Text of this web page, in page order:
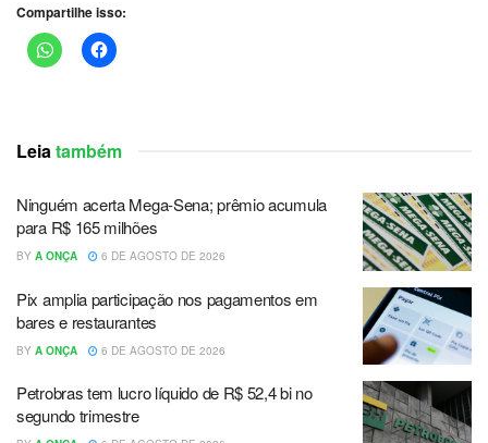
Compartilhe isso:
Leiatambém
Ninguém acerta Mega-Sena; prêmio acumula
para R$ 165 milhões
BY A ONÇA 6 DE AGOSTO DE 2026
Pix amplia participação nos pagamentos em
bares e restaurantes
BY A ONÇA 6 DE AGOSTO DE 2026
Petrobras tem lucro líquido de R$ 52,4 bi no
segundo trimestre